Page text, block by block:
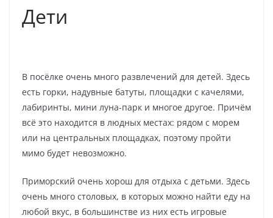
Дети
В посёлке очень много развлечений для детей. Здесь
есть горки, надувные батуты, площадки с качелями,
лабиринты, мини луна-парк и многое другое. Причём
всё это находится в людных местах: рядом с морем
или на центральных площадках, поэтому пройти
мимо будет невозможно.
Приморский очень хорош для отдыха с детьми. Здесь
очень много столовых, в которых можно найти еду на
любой вкус, в большинстве из них есть игровые